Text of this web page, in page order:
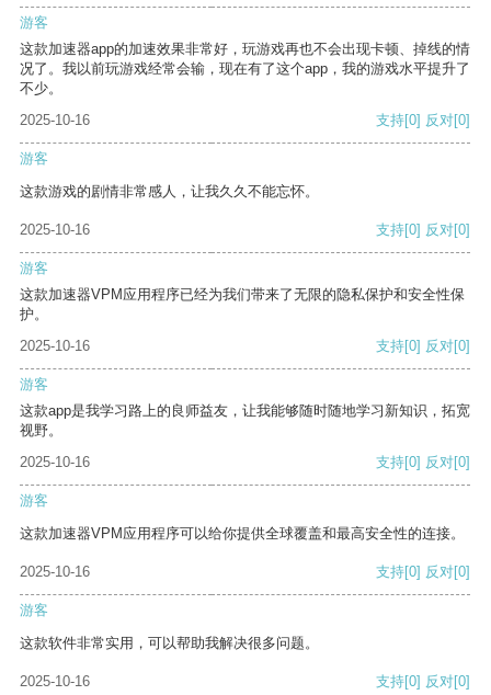
游客
这款加速器app的加速效果非常好，玩游戏再也不会出现卡顿、掉线的情
况了。我以前玩游戏经常会输，现在有了这个app，我的游戏水平提升了
不少。
2025-10-16
支持[0] 反对[0]
游客
这款游戏的剧情非常感人，让我久久不能忘怀。
2025-10-16 支持[0] 反对[0]
游客
这款加速器VPM应用程序已经为我们带来了无限的隐私保护和安全性保
护。
2025-10-16
支持[0] 反对[0]
游客
这款app是我学习路上的良师益友，让我能够随时随地学习新知识，拓宽
视野。
2025-10-16
支持[0] 反对[0]
游客
这款加速器VPM应用程序可以给你提供全球覆盖和最高安全性的连接。
2025-10-16 支持[0] 反对[0]
游客
这款软件非常实用，可以帮助我解决很多问题。
2025-10-16 支持[0] 反对[0]